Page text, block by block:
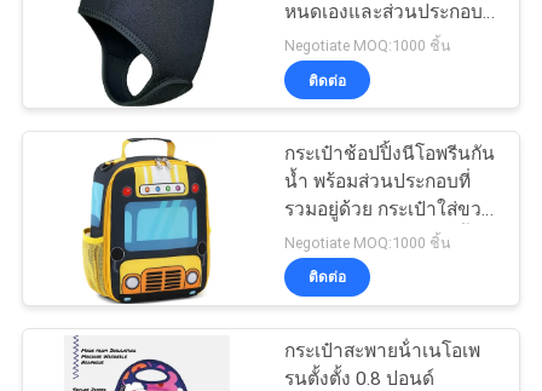
Eva อิเล็กทรอนิกส์
กรณี
46
หนดเองและส่วนประกอบ
กระเป๋า Tote กระป๋องที่
ออกแบบสําหรับของขวัญ
องค์กร
Negotiate MOQ:1000 ชิ้น
ติดต่อ
กระเป๋าช้อปปิ้งนีโอพรีนกัน
น้ำ พร้อมส่วนประกอบที่
รวมอยู่ด้วย กระเป๋าใส่ขวด
เหมาะสำหรับการช้อปปิ้ง
และกิจกรรมกลางแจ้ง
Negotiate MOQ:1000 ชิ้น
ติดต่อ
กระเป๋าสะพายน้ําเนโอเพ
รนตั้งตั้ง 0.8 ปอนด์